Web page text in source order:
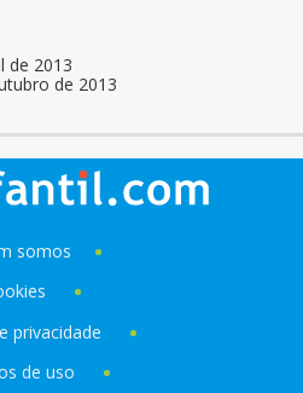
de 2013
de 2013
somos
privacidade
de uso